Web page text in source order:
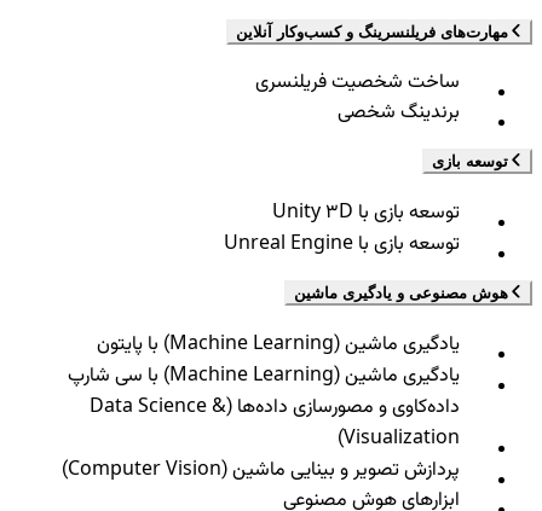
مهارت‌های فریلنسرینگ و کسب‌وکار آنلاین
ساخت شخصیت فریلنسری
برندینگ شخصی
توسعه بازی
توسعه بازی با Unity 3D
توسعه بازی با Unreal Engine
هوش مصنوعی و یادگیری ماشین
یادگیری ماشین (Machine Learning) با پایتون
یادگیری ماشین (Machine Learning) با سی شارپ
داده‌کاوی و مصورسازی داده‌ها (Data Science &
Visualization)
پردازش تصویر و بینایی ماشین (Computer Vision)
ابزارهای هوش مصنوعی